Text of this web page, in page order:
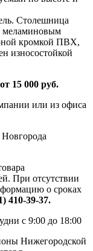
Столешница
меламиновым
кромкой ПВХ,
износостойкой
15 000 руб.
или из офиса
При отсутствии
о сроках
410-39-37.
с 9:00 до 18:00
Нижегородской